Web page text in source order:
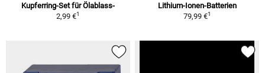
Kupferring-Set für Ölablass-
2,99 €1
Lithium-Ionen-Batterien
79,99 €1